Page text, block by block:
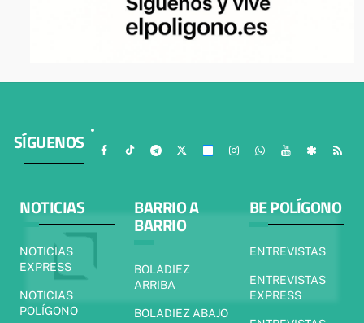
SÍGUENOS
NOTICIAS
NOTICIAS
EXPRESS
NOTICIAS
POLÍGONO
BARRIO A
BARRIO
BOLADIEZ
ARRIBA
BOLADIEZ ABAJO
BE POLÍGONO
ENTREVISTAS
ENTREVISTAS
EXPRESS